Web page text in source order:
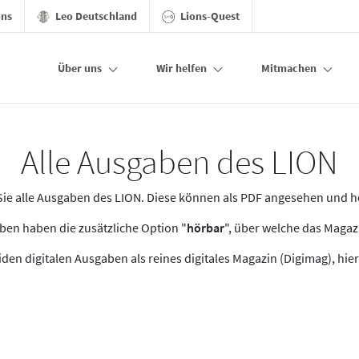
Leo Deutschland Lions-Quest
Über uns Wir helfen Mitmachen
Alle Ausgaben des LION
alle Ausgaben des LION. Diese können als PDF angesehen und
haben die zusätzliche Option "hörbar", über welche das
digitalen Ausgaben als reines digitales Magazin (Digimag),